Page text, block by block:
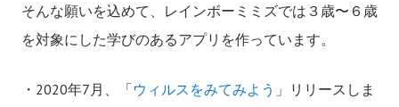
そんな願いを込めて、レインボーミミズでは３歳〜６歳
を対象にした学びのあるアプリを作っています。
・2020年7月、「ウィルスをみてみよう 」リリースしま